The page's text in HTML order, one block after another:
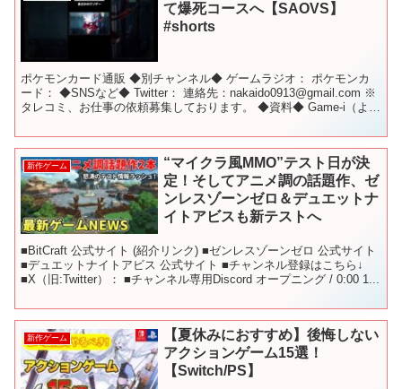
て爆死コースへ【SAOVS】
#shorts
ポケモンカード通販 ◆別チャンネル◆ ゲームラジオ： ポケモンカ
ード： ◆SNSなど◆ Twitter：​ 連絡先：nakaido0913@gmail.com ※
タレコミ、お仕事の依頼募集しております。 ◆資料◆ Game-i（よく
新作ゲーム
“マイクラ風MMO”テスト日が決
定！そしてアニメ調の話題作、ゼ
ンレスゾーンゼロ＆デュエットナ
イトアビスも新テストへ
■BitCraft 公式サイト (紹介リンク) ■ゼンレスゾーンゼロ 公式サイト
■デュエットナイトアビス 公式サイト ■チャンネル登録はこちら↓
■X（旧:Twitter）： ■チャンネル専用Discord オープニング / 0:00 1...
新作ゲーム
【夏休みにおすすめ】後悔しない
アクションゲーム15選！
【Switch/PS】